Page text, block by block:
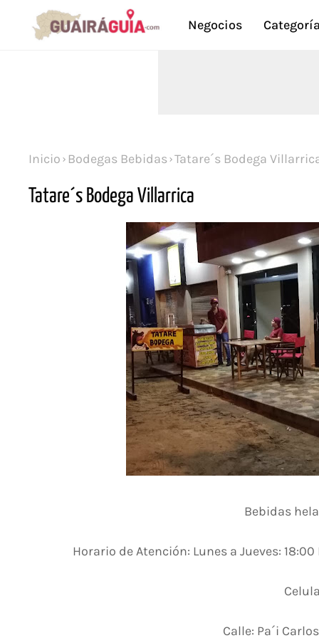
Negocios
Inicio Bodegas Bebidas Tatare´s Bodega
Tatare´s Bodega Villarrica
Bebidas
Horario de Atención: Lunes a Jueves:
Calle: Pa´i